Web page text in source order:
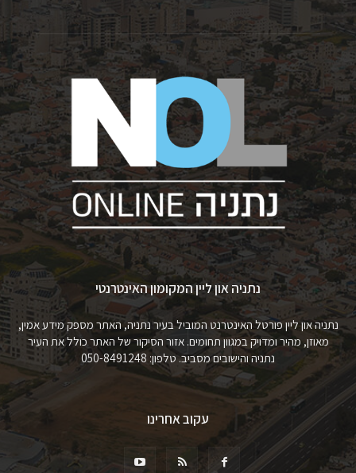
נתניה און ליין המקומון האינטרנטי
נתניה און ליין פורטל האינטרנט המוביל בעיר נתניה, האתר מספק מידע אמין,
מאוזן, מהיר ומדויק במגוון תחומים. אזור הסיקור של האתר כולל את העיר
נתניה והישובים מסביב. טלפון: 050-8491248
עקוב אחרינו